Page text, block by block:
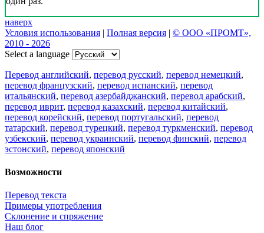
наверх
Условия использования | Полная версия | © ООО «ПРОМТ»,
2010 - 2026
Select a language
Перевод английский, перевод русский, перевод немецкий,
перевод французский, перевод испанский, перевод
итальянский, перевод азербайджанский, перевод арабский,
перевод иврит, перевод казахский, перевод китайский,
перевод корейский, перевод португальский, перевод
татарский, перевод турецкий, перевод туркменский, перевод
узбекский, перевод украинский, перевод финский, перевод
эстонский, перевод японский
Возможности
Перевод текста
Примеры употребления
Склонение и спряжение
Наш блог